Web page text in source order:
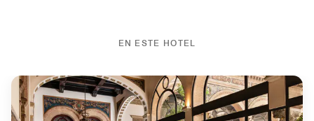
EN ESTE HOTEL